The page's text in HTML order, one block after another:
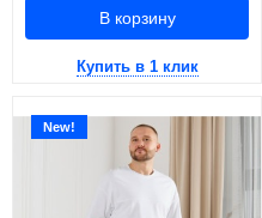
В корзину
Купить в 1 клик
New!